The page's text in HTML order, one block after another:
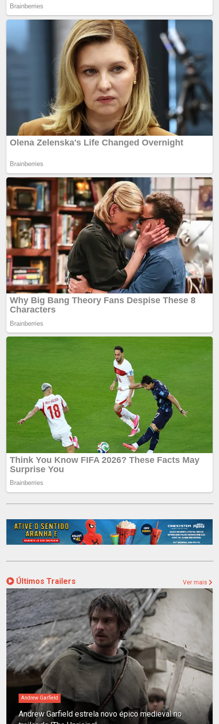
Últimos Trailers Ver mais
Andrew Garfield
Andrew Garfield estrela novo épico medieval no